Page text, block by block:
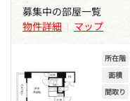
募集中の部屋一覧
物件詳細 | マップ
所在階
面積
間取り